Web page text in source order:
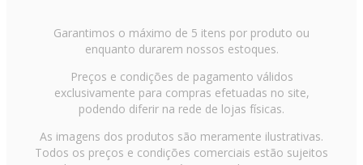
Garantimos o máximo de 5 itens por produto ou
enquanto durarem nossos estoques.
Preços e condições de pagamento válidos
exclusivamente para compras efetuadas no site,
podendo diferir na rede de lojas físicas.
As imagens dos produtos são meramente ilustrativas.
Todos os preços e condições comerciais estão sujeitos